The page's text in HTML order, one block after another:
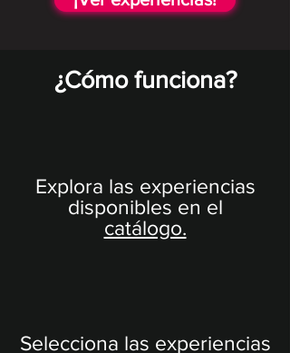
¿Cómo funciona?
Explora las experiencias
disponibles en el
catálogo.
Selecciona las experiencias